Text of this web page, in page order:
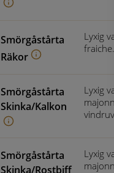
Smörgåstårta
Räkor
Lyxig
Smörgåstårta
Skinka/Kalkon
Lyxig
Smörgåstårta
Skinka/Rostbiff
Lyxig